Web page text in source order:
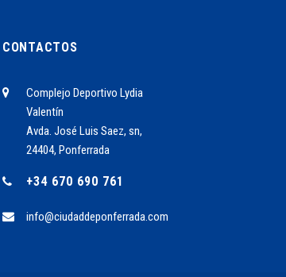
CONTACTOS
Complejo Deportivo Lydia
Valentín
Avda. José Luis Saez, sn,
24404, Ponferrada
+34 670 690 761
info@ciudaddeponferrada.com